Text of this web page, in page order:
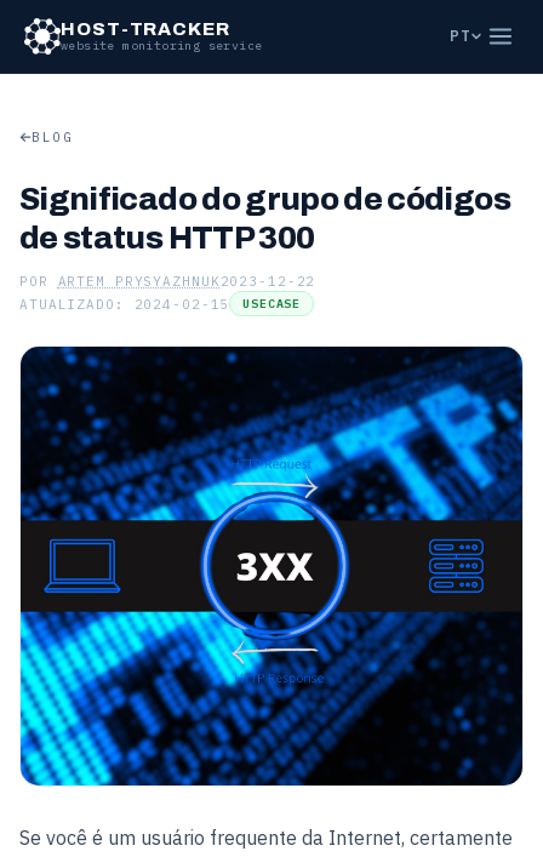
HOST-TRACKER
website monitoring service
PT
BLOG
Significado do grupo de códigos
de status HTTP 300
POR ARTEM PRYSYAZHNUK 2023-12-22
ATUALIZADO: 2024-02-15
USECASE
Se você é um usuário frequente da Internet, certamente